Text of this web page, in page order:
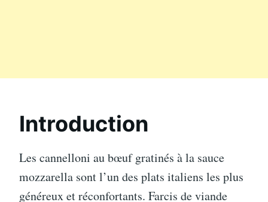
Introduction
Les cannelloni au bœuf gratinés à la sauce
mozzarella sont l’un des plats italiens les plus
généreux et réconfortants. Farcis de viande